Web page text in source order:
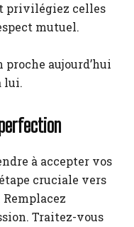
privilégiez celles
mutuel.
proche aujourd’hui
lui.
à accepter vos
cruciale vers
Remplacez
Traitez-vous